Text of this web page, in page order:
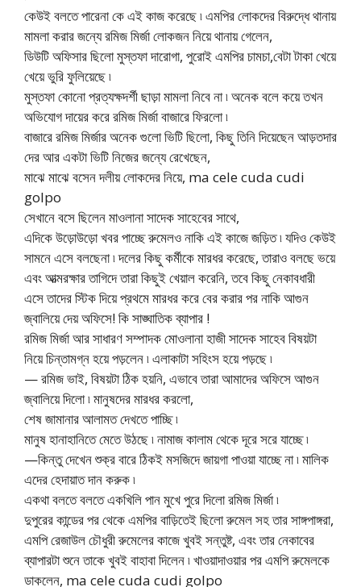
কেউই বলতে পারেনা কে এই কাজ করেছে ৷ এমপির লোকদের বিরুদ্ধে থানায়
মামলা করার জন্যে রমিজ মির্জা লোকজন নিয়ে থানায় গেলেন,
ডিউটি অফিসার ছিলো মুস্তফা দারোগা, পুরোই এমপির চামচা,বেটা টাকা খেয়ে
খেয়ে ভুরি ফুলিয়েছে ৷
মুস্তফা কোনো প্রত্যক্ষদর্শী ছাড়া মামলা নিবে না ৷ অনেক বলে কয়ে তখন
অভিযোগ দায়ের করে রমিজ মির্জা বাজারে ফিরলো ৷
বাজারে রমিজ মির্জার অনেক গুলো ভিটি ছিলো, কিছু তিনি দিয়েছেন আড়তদার
দের আর একটা ভিটি নিজের জন্যে রেখেছেন,
মাঝে মাঝে বসেন দলীয় লোকদের নিয়ে, ma cele cuda cudi
golpo
সেখানে বসে ছিলেন মাওলানা সাদেক সাহেবের সাথে,
এদিকে উড়োউড়ো খবর পাচ্ছে রুমেলও নাকি এই কাজে জড়িত ৷ যদিও কেউই
সামনে এসে বলছেনা ৷ দলের কিছু কর্মীকে মারধর করেছে, তারাও বলছে ভয়ে
এবং আত্মরক্ষার তাগিদে তারা কিছুই খেয়াল করেনি, তবে কিছু নেকাবধারী
এসে তাদের স্টিক দিয়ে প্রথমে মারধর করে বের করার পর নাকি আগুন
জ্বালিয়ে দেয় অফিসে! কি সাঙ্ঘাতিক ব্যাপার !
রমিজ মির্জা আর সাধারণ সম্পাদক মোওলানা হাজী সাদেক সাহেব বিষয়টা
নিয়ে চিন্তামগ্ন হয়ে পড়লেন ৷ এলাকাটা সহিংস হয়ে পড়ছে ৷
— রমিজ ভাই, বিষয়টা ঠিক হয়নি, এভাবে তারা আমাদের অফিসে আগুন
জ্বালিয়ে দিলো ৷ মানুষদের মারধর করলো,
শেষ জামানার আলামত দেখতে পাচ্ছি ৷
মানুষ হানাহানিতে মেতে উঠছে ৷ নামাজ কালাম থেকে দূরে সরে যাচ্ছে ৷
—কিন্তু দেখেন শুক্র বারে ঠিকই মসজিদে জায়গা পাওয়া যাচ্ছে না ৷ মালিক
এদের হেদায়াত দান করুক ৷
একথা বলতে বলতে একখিলি পান মুখে পুরে দিলো রমিজ মির্জা ৷
দুপুরের কান্ডের পর থেকে এমপির বাড়িতেই ছিলো রুমেল সহ তার সাঙ্গপাঙ্গরা,
এমপি রেজাউল চৌধুরী রুমেলের কাজে খুবই সন্তুষ্ট, এবং তার নেকাবের
ব্যাপারটা শুনে তাকে খুবই বাহাবা দিলেন ৷ খাওয়াদাওয়ার পর এমপি রুমেলকে
ডাকলেন, ma cele cuda cudi golpo